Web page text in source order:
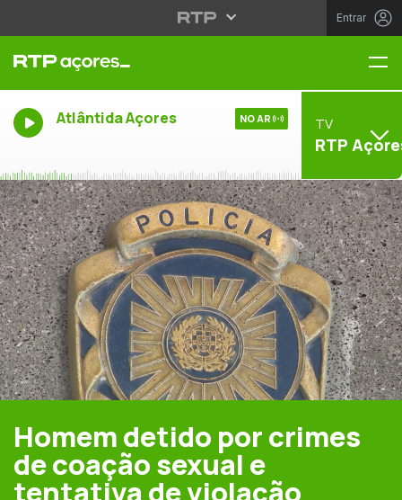
Entrar
Atlântida Açores NO AR TV
RTP
Homem detido por crimes
de coação sexual e
tentativa de violação